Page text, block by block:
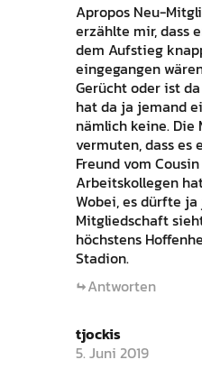
Apropos Neu-
erzählte mir, dass
dem Aufstieg
eingegangen
Gerücht oder ist
hat da ja jemand
nämlich keine. Die
vermuten, dass es
Freund vom
Arbeitskollegen
Wobei, es dürfte
Mitgliedschaft
höchstens
Stadion.
Antworten
tjockis
5. Juni 2019